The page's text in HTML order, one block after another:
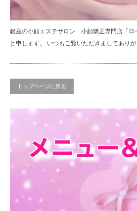
銀座の小顔エステサロン 小顔矯正専門店「ロ
と申します。 いつもご覧いただきましてありが
トップページに戻る